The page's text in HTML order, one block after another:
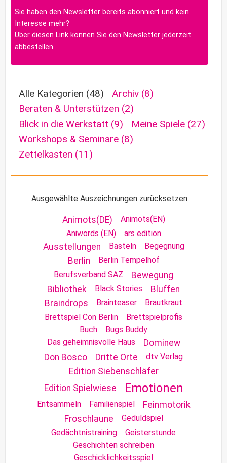
Sie haben den Newsletter bereits abonniert und kein
Interesse mehr?
Über diesen Link können Sie den Newsletter jederzeit
abbestellen.
Alle Kategorien (48) Archiv (8)
Beraten & Unterstützen (2)
Blick in die Werkstatt (9) Meine Spiele (27)
Workshops & Seminare (8)
Zettelkasten (11)
Ausgewählte Auszeichnungen zurücksetzen
Animots(DE)
Animots(EN)
Aniwords (EN)
ars edition
Ausstellungen Basteln Begegnung
Berlin
Berlin Tempelhof
Berufsverband SAZ
Bewegung
Bibliothek
Black Stories
Bluffen
Braindrops
Brainteaser
Brautkraut
Brettspiel Con Berlin
Brettspielprofis
Buch
Bugs Buddy
Das geheimnisvolle Haus
Dominew
Don Bosco
Dritte Orte dtv Verlag
Edition Siebenschläfer
Edition Spielwiese
Emotionen
Entsammeln Familienspiel
Feinmotorik
Froschlaune
Geduldspiel
Gedächtnistraining
Geisterstunde
Geschichten schreiben
Geschicklichkeitsspiel